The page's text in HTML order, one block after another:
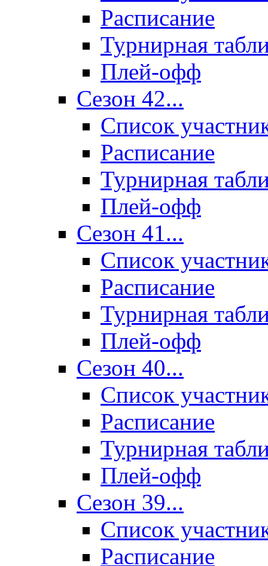
Расписание
Турнирная
Плей-офф
Сезон 42...
Список
Расписание
Турнирная
Плей-офф
Сезон 41...
Список
Расписание
Турнирная
Плей-офф
Сезон 40...
Список
Расписание
Турнирная
Плей-офф
Сезон 39...
Список
Расписание